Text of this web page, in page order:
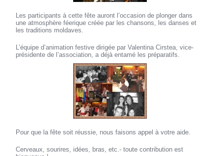
Les participants à cette fête auront l’occasion de plonger dans
une atmosphère féerique créée par les chansons, les danses et
les traditions moldaves.
L’équipe d’animation festive dirigée par Valentina Cirstea, vice-
présidente de l’association, a déjà entamé les préparatifs.
Pour que la fête soit réussie, nous faisons appel à votre aide.
Cerveaux, sourires, idées, bras, etc.- toute contribution est